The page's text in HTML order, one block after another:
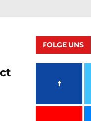
FOLGE UNS